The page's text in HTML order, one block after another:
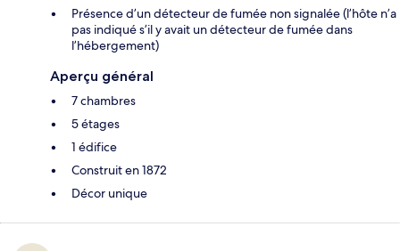
Présence d’un détecteur de fumée non signalée (l’hôte n’a
pas indiqué s’il y avait un détecteur de fumée dans
l’hébergement)
Aperçu général
7 chambres
5 étages
1 édifice
Construit en 1872
Décor unique